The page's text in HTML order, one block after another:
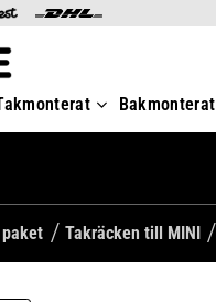
Bakmonterat
Takräcken till MINI